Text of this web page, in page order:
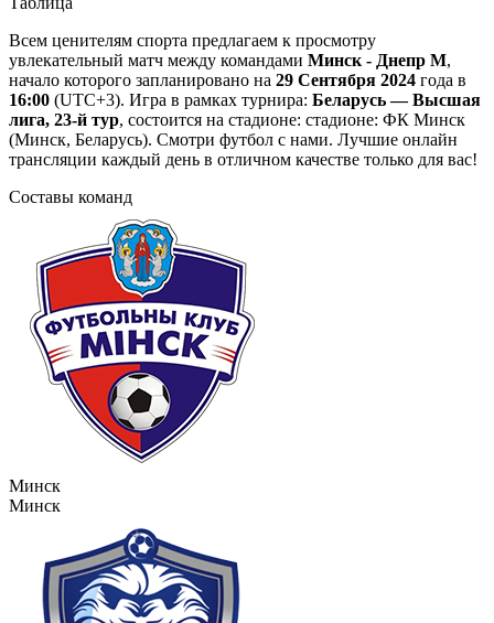
Всем ценителям спорта предлагаем к просмотру
увлекательный матч между командами Минск - Днепр М,
начало которого запланировано на 29 Сентября 2024 года в
16:00 (UTC+3). Игра в рамках турнира: Беларусь — Высшая
лига, 23-й тур, состоится на стадионе: стадионе: ФК Минск
(Минск, Беларусь). Смотри футбол с нами. Лучшие онлайн
трансляции каждый день в отличном качестве только для вас!
Составы команд
Минск
Минск